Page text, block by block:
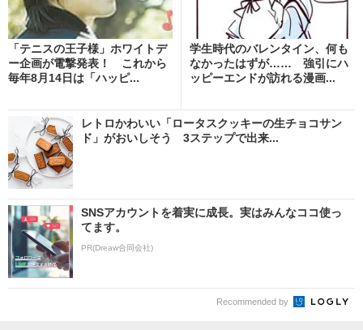
「テニスの王子様」ホワイトデ
ー企画が電撃発表！ これから
毎年8月14日は「ハッピ...
学生時代のバレンタイン、何も
なかったはずが…… 強引にハ
ッピーエンドが訪れる漫画...
レトロかわいい「ロータスクッキーの生チョコサン
ド」がおいしそう 3ステップで出来...
SNSアカウントを着実に成長。実はみんなココ使っ
てます。
PR(Dreaw合同会社)
Recommended by